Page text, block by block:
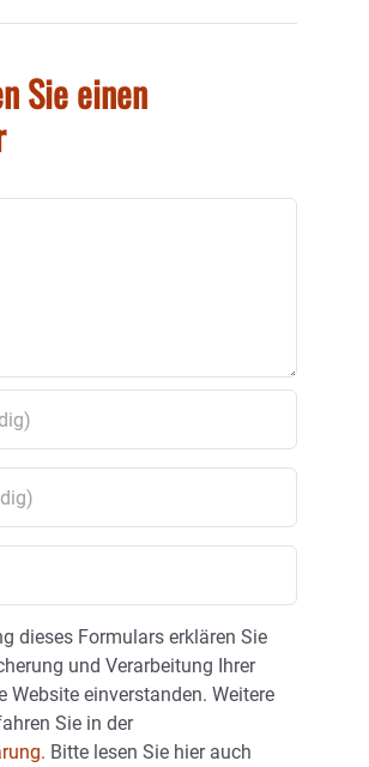
Sie einen
dieses Formulars erklären Sie
und Verarbeitung Ihrer
Website einverstanden. Weitere
Sie in der
Bitte lesen Sie hier auch